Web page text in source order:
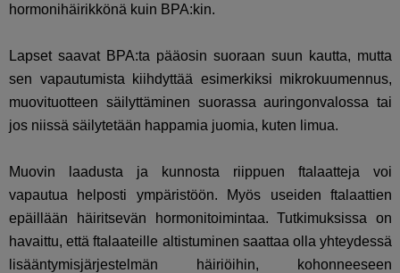
hormonihäirikkönä kuin BPA:kin.
Lapset saavat BPA:ta pääosin suoraan suun kautta, mutta
sen vapautumista kiihdyttää esimerkiksi mikrokuumennus,
muovituotteen säilyttäminen suorassa auringonvalossa tai
jos niissä säilytetään happamia juomia, kuten limua.
Muovin laadusta ja kunnosta riippuen ftalaatteja voi
vapautua helposti ympäristöön. Myös useiden ftalaattien
epäillään häiritsevän hormonitoimintaa. Tutkimuksissa on
havaittu, että ftalaateille altistuminen saattaa olla yhteydessä
lisääntymisjärjestelmän häiriöihin, kohonneeseen